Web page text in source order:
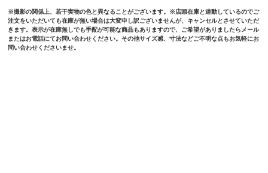
※撮影の関係上、若干実物の色と異なることがございます。※店頭在庫と連動しているのでご
注文をいただいても在庫が無い場合は大変申し訳ございませんが、キャンセルとさせていただ
きます。表示が在庫無しでも手配が可能な商品もありますので、ご希望がありましたらメール
またはお電話にてお問い合わせください。その他サイズ感、寸法などご不明な点もお気軽にお
問い合わせくださいませ。